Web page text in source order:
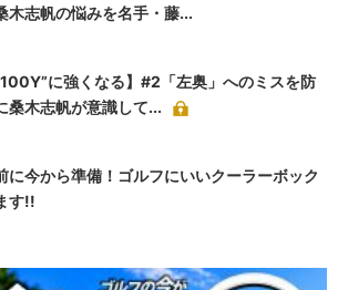
木志帆の悩みを名手・藤...
100Y”に強くなる】#2「左奥」へのミスを防
桑木志帆が意識して...
に今から準備！ゴルフにいいクーラーボック
す!!